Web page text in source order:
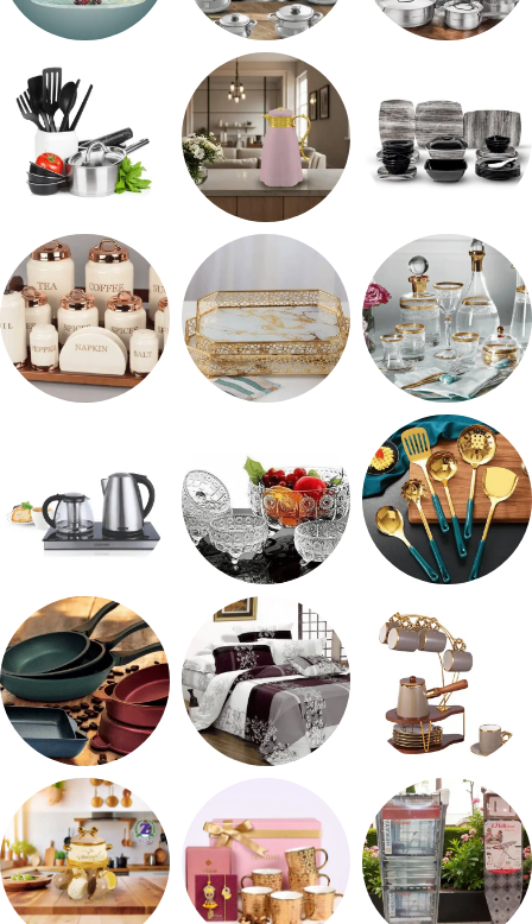
حلل المونيا
طقم ميلامين ترمس شاي رفايع المطبخ
شربات وكاسات
طقم خشاف ادوات كهربائية
طقم قهوه وشاي مقلايه وطاجن